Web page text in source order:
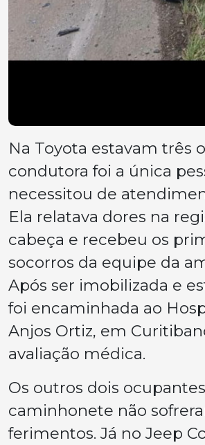
Na Toyota estavam três
condutora foi a única
necessitou de
Ela relatava dores na
cabeça e recebeu os
socorros da equipe da
Após ser imobilizada e
foi encaminhada ao
Anjos Ortiz, em
avaliação médica.
Os outros dois
caminhonete não
ferimentos. Já no Jeep